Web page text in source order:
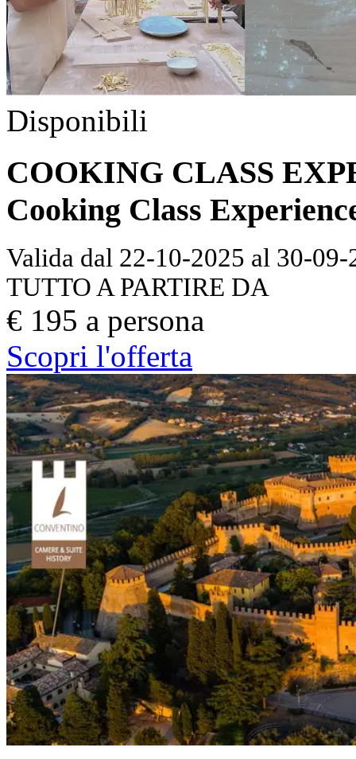
Disponibili
COOKING CLASS
Cooking Class
Valida dal 22-10-2025 al 30-09-
TUTTO A PARTIRE DA
€ 195 a persona
Scopri l'offerta